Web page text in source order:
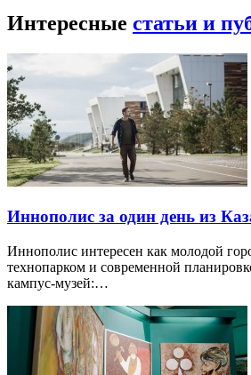
Интересные статьи и
Иннополис за один день из
Иннополис интересен как молодой
технопарком и современной
кампус-музей:…